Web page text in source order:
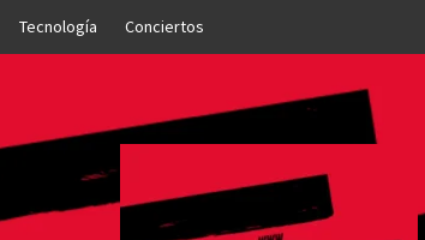
Tecnología Conciertos